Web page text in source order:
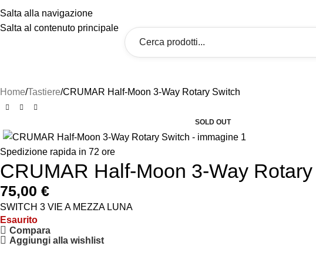
Salta alla navigazione
Salta al contenuto principale
il tuo ordine
Home Tastiere CRUMAR Half-Moon 3-Way Rotary Switch
SOLD OUT
Spedizione rapida in 72 ore
CRUMAR Half-Moon 3-Way
75,00 €
SWITCH 3 VIE A MEZZA LUNA
Esaurito
Compara
Aggiungi alla wishlist